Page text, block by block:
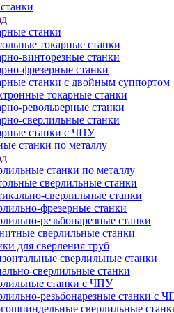
станки
токарные станки
винторезные станки
фрезерные станки
станки с двойным суппортом
токарные станки
револьверные станки
сверлильные станки
станки с ЧПУ
станки по металлу
станки по металлу
сверлильные станки
сверлильные станки
фрезерные станки
резьбонарезные станки
сверлильные станки
для сверления труб
сверлильные станки
сверлильные станки
станки с ЧПУ
резьбонарезные станки с
сверлильные